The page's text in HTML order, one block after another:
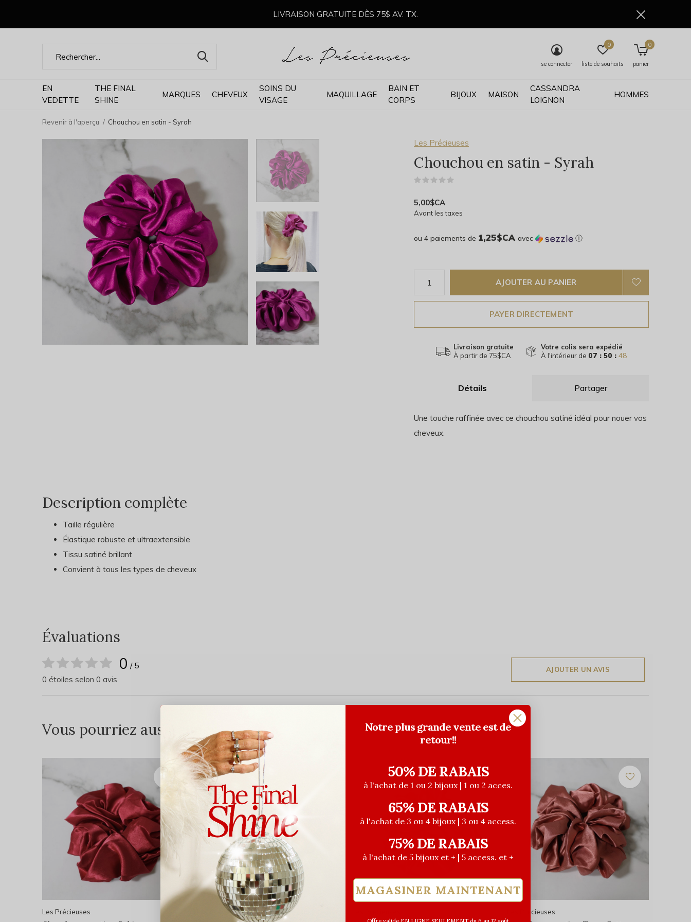
EN
VEDETTE
THE FINAL
SHINE
MARQUES CHEVEUX
SOINS DU
VISAGE
MAQUILLAGE
BAIN ET
CORPS
BIJOUX MAISON
CASSANDRA
LOIGNON
HOMMES
se connecter liste de souhaits
0
panier
0
LIVRAISON GRATUITE DÈS 75$ AV. TX.
Revenir à l'aperçu Chouchou en satin - Syrah
Les Précieuses
Chouchou en satin - Syrah
5,00$CA
Avant les taxes
ou 4 paiements de 1,25$CA avec ⓘ
AJOUTER AU PANIER
PAYER DIRECTEMENT
Livraison gratuite
À partir de 75$CA
Votre colis sera expédié
À l'intérieur de 07 : 50 : 48
Détails Partager
Une touche raffinée avec ce chouchou satiné idéal pour nouer vos
cheveux.
Description complète
Taille régulière
Élastique robuste et ultraextensible
Tissu satiné brillant
Convient à tous les types de cheveux
Évaluations
0 / 5
0 étoiles selon 0 avis
AJOUTER UN AVIS
Vous pourriez aussi aimer...
Les Précieuses Les Précieuses Les Précieuses
Notre plus grande vente est de
retour!!
50% DE RABAIS
à l'achat de 1 ou 2 bijoux | 1 ou 2 acces.
65% DE RABAIS
à l'achat de 3 ou 4 bijoux | 3 ou 4 access.
75% DE RABAIS
à l'achat de 5 bijoux et + | 5 access. et +
MAGASINER MAINTENANT